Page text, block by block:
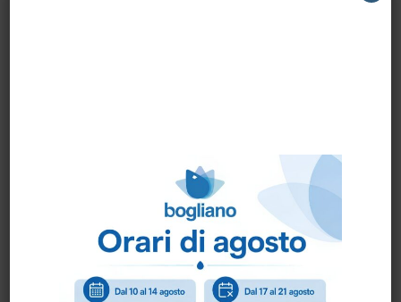
Biodegradabilità: I tensioattivi sono
completamente biodegradabili secondo il
Regolamento 648/2004/CE.
Sicurezza e qualità:
Dermatologicamente testato e privo di